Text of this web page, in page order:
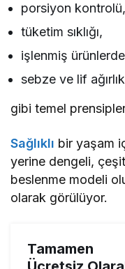
porsiyon kontrolü,
tüketim sıklığı,
işlenmiş
sebze ve lif
gibi temel
Sağlıklı bir yaşam
yerine dengeli,
beslenme modeli
olarak görülüyor.
Tamamen